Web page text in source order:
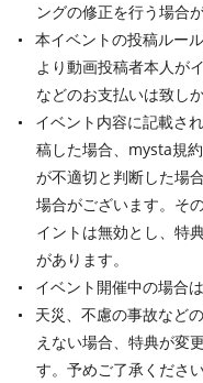
ングの修正を行う場合
本イベントの投稿ルー
より動画投稿者本人が
などのお支払いは致しか
イベント内容に記載さ
稿した場合、mysta規
が不適切と判断した場
場合がございます。そ
イントは無効とし、特
があります。
イベント開催中の場合
天災、不慮の事故など
えない場合、特典が変
す。予めご了承ください